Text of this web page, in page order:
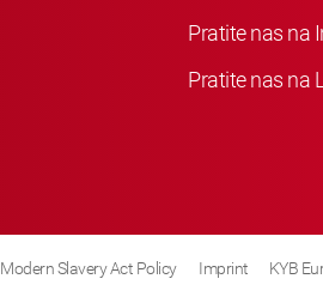
Pratite nas na
Pratite nas na
Modern Slavery Act Policy Imprint KYB